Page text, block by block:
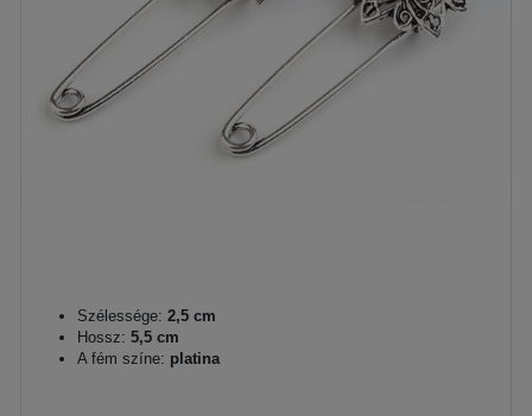
Szélessége: 2,5 cm
Hossz: 5,5 cm
A fém színe: platina